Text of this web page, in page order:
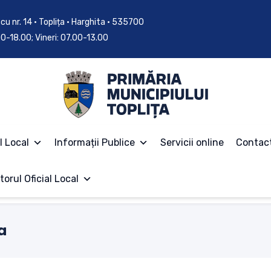
nr. 14 • Toplița • Harghita • 535700
18.00; Vineri: 07.00-13.00
Local Informații Publice Servicii online
Oficial Local